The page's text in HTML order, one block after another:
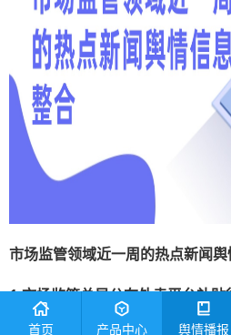
市场监管领域近一周的热点新闻
1.市场监管总局公布外卖平台补贴
首页 产品中心 舆情播报